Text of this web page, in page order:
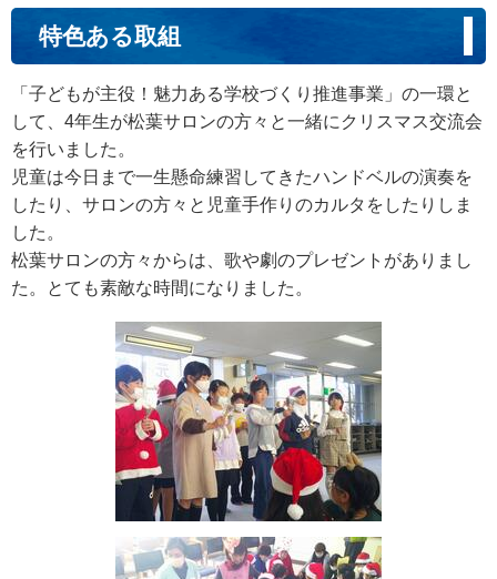
特色ある取組
「子どもが主役！魅力ある学校づくり推進事業」の一環と
して、4年生が松葉サロンの方々と一緒にクリスマス交流会
を行いました。
児童は今日まで一生懸命練習してきたハンドベルの演奏を
したり、サロンの方々と児童手作りのカルタをしたりしま
した。
松葉サロンの方々からは、歌や劇のプレゼントがありまし
た。とても素敵な時間になりました。